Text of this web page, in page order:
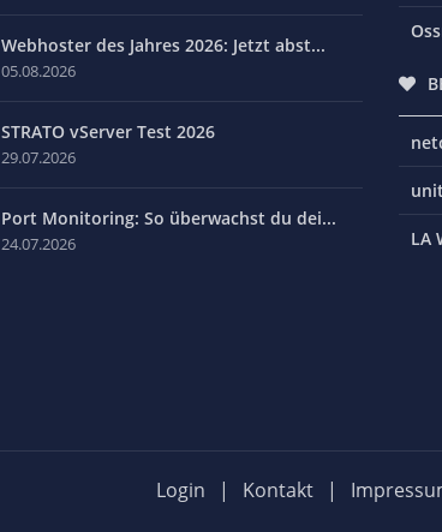
Webhoster des Jahres 2026: Jetzt abst...
05.08.2026
STRATO vServer Test 2026
29.07.2026
Port Monitoring: So überwachst du dei...
24.07.2026 LA
Login | Kontakt |